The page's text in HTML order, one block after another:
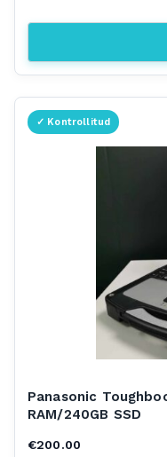
Panasonic
RAM/240GB SSD
€200.00